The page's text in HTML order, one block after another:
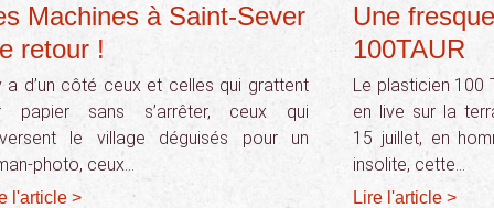
Machines à Saint-Sever
retour !
a d’un côté ceux et celles qui grattent
papier sans s’arrêter, ceux qui
le village déguisés pour un
photo, ceux…
l'article >
Une
100TAUR
Le plasticien 100
en live sur la
15 juillet, en
insolite, cette…
Lire l'article >